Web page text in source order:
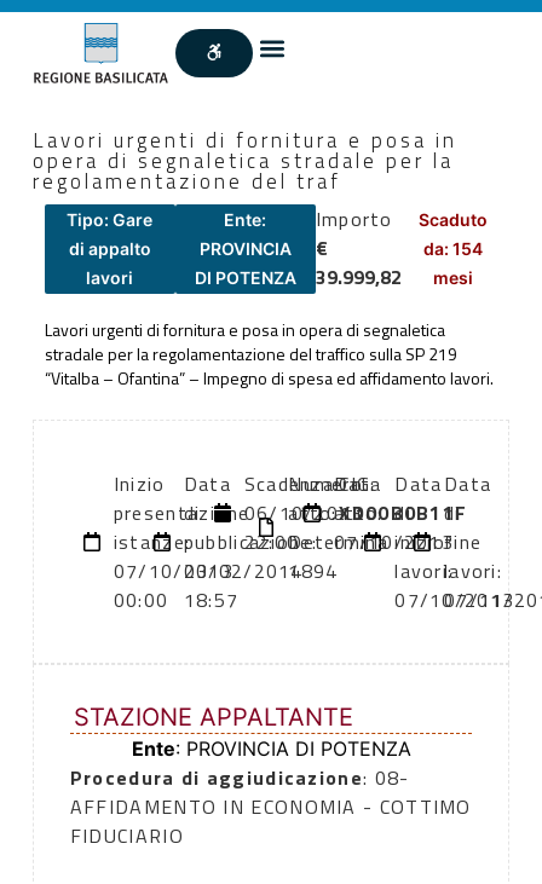
Lavori urgenti di fornitura e posa in
opera di segnaletica stradale per la
regolamentazione del traf
Tipo: Gare
di appalto
lavori
Ente:
PROVINCIA
DI POTENZA
Importo
€
39.999,82
Scaduto
da: 154
mesi
Lavori urgenti di fornitura e posa in opera di segnaletica
stradale per la regolamentazione del traffico sulla SP 219
“Vitalba – Ofantina” – Impegno di spesa ed affidamento lavori.
Inizio
presentazione
istanze:
07/10/2013
00:00
Data
di
pubblicazione:
03/02/2014
18:57
Scadenza:
06/10/2013
22:00
Numero
atto:
Determina
1894
Data
atto:
07/10/2013
CIG:
XD00B0B11F
Data
di
inizio
lavori:
07/10/2013
Data
di
fine
lavori:
07/11/
STAZIONE APPALTANTE
Ente: PROVINCIA DI POTENZA
Procedura di aggiudicazione: 08-
AFFIDAMENTO IN ECONOMIA - COTTIMO
FIDUCIARIO